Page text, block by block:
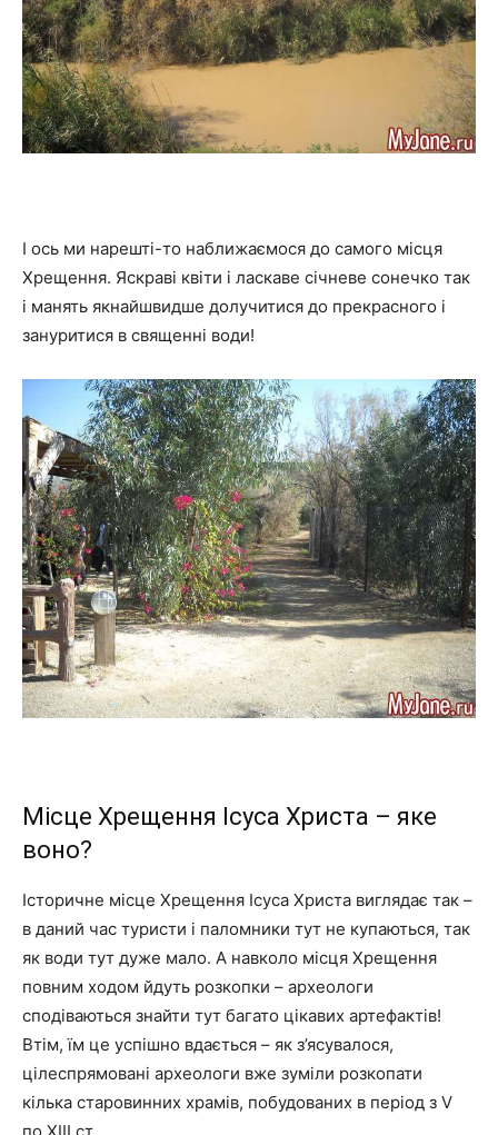
І ось ми нарешті-то наближаємося до самого місця
Хрещення. Яскраві квіти і ласкаве січневе сонечко так
і манять якнайшвидше долучитися до прекрасного і
зануритися в священні води!
Місце Хрещення Ісуса Христа – яке
воно?
Історичне місце Хрещення Ісуса Христа виглядає так –
в даний час туристи і паломники тут не купаються, так
як води тут дуже мало. А навколо місця Хрещення
повним ходом йдуть розкопки – археологи
сподіваються знайти тут багато цікавих артефактів!
Втім, їм це успішно вдається – як з’ясувалося,
цілеспрямовані археологи вже зуміли розкопати
кілька старовинних храмів, побудованих в період з V